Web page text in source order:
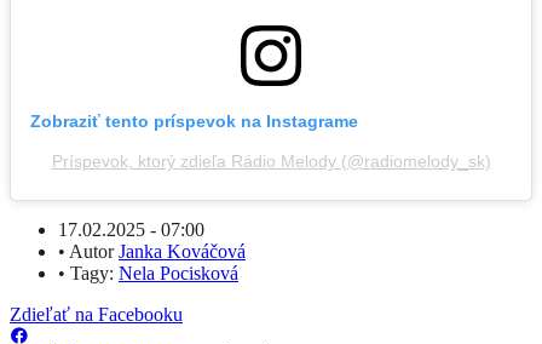
Zobraziť tento príspevok na Instagrame
Príspevok, ktorý zdieľa Rádio Melody (@radiomelody_sk)
17.02.2025 - 07:00
• AutorJanka Kováčová
• Tagy: Nela Pocisková
Zdieľať na Facebooku